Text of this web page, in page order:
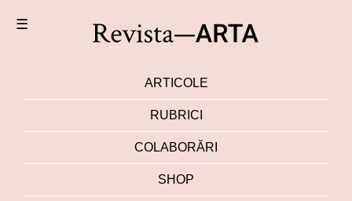
☰
ARTICOLE
RUBRICI
COLABORĂRI
SHOP